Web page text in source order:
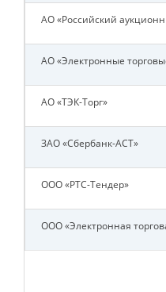
АО «Российский
АО «Электронные
АО «ТЭК-Торг»
ЗАО «Сбербанк-АСТ»
ООО «РТС-Тендер»
ООО «Электронная